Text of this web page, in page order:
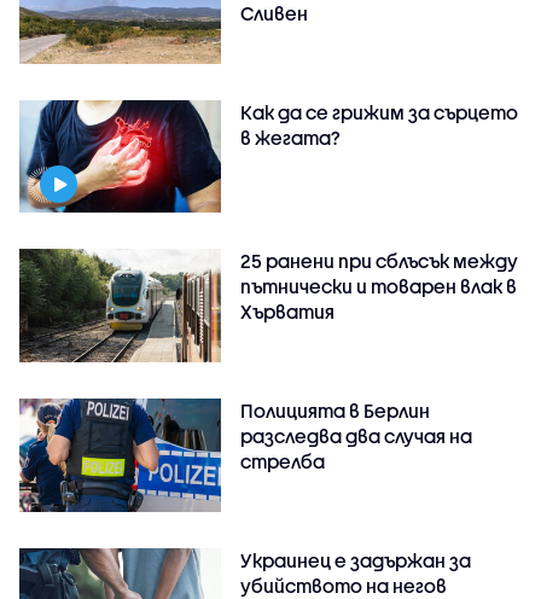
Сливен
Как да се грижим за сърцето
в жегата?
25 ранени при сблъсък между
пътнически и товарен влак в
Хърватия
Полицията в Берлин
разследва два случая на
стрелба
Украинец е задържан за
убийството на негов